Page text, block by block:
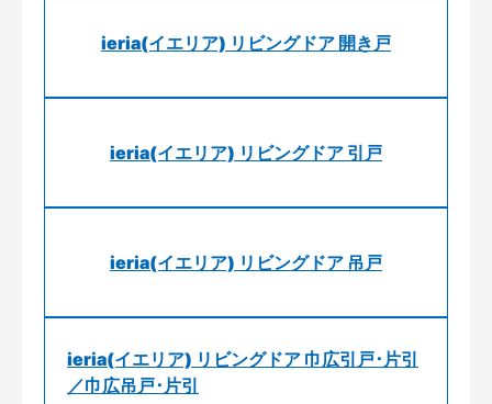
ieria(イエリア) リビングドア 開き戸
ieria(イエリア) リビングドア 引戸
ieria(イエリア) リビングドア 吊戸
ieria(イエリア) リビングドア 巾広引戸･片引
／巾広吊戸･片引